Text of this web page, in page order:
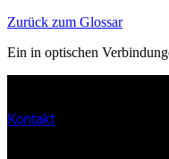
Zurück zum Glossar
Ein in optischen
Kontakt